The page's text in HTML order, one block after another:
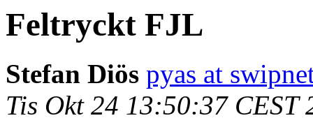
Feltryckt FJL
Stefan Diös pyas at
Tis Okt 24 13:50:37 CEST